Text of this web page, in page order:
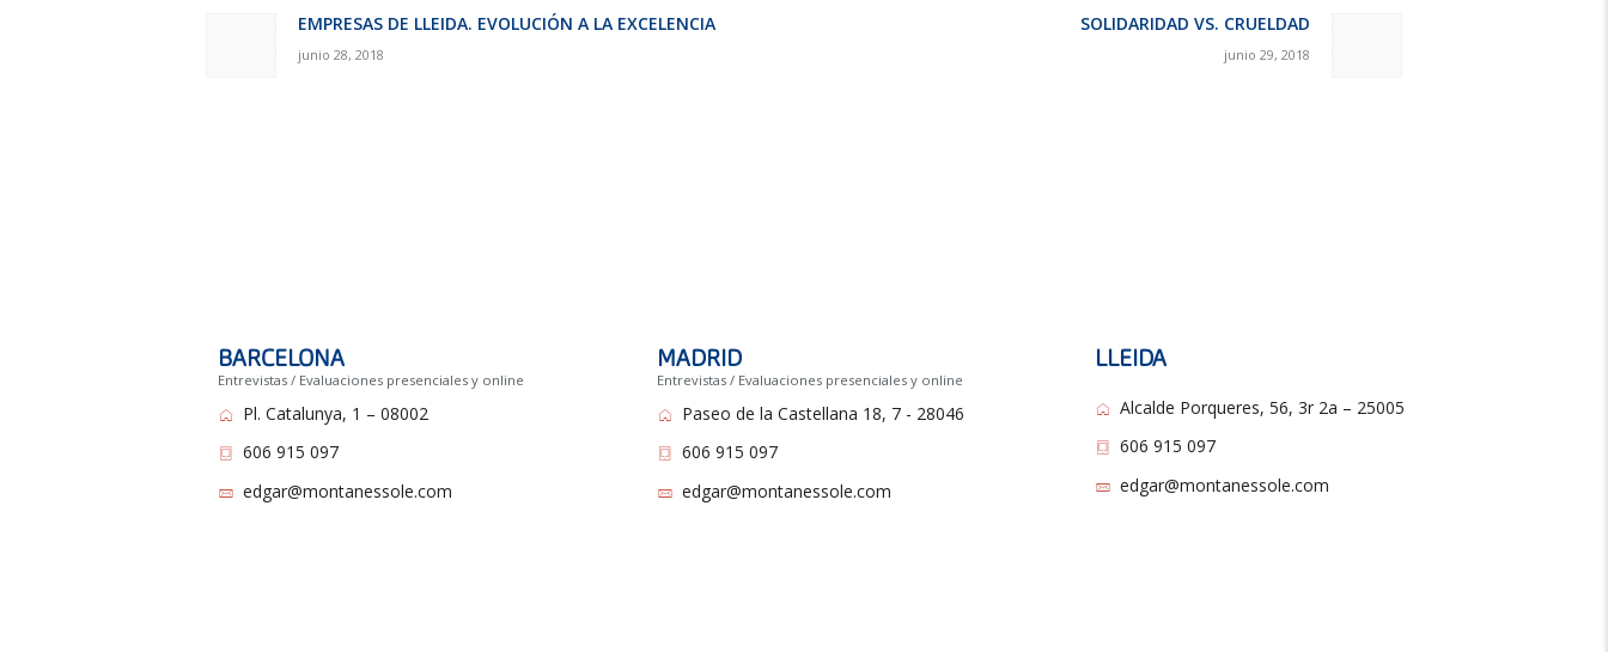
Previous
post:
EMPRESAS DE LLEIDA. EVOLUCIÓN A LA EXCELENCIA
junio 28, 2018
SOLIDARIDAD VS. CRUELDAD
junio 29, 2018
BARCELONA
Entrevistas / Evaluaciones presenciales y online
Pl. Catalunya, 1 – 08002
606 915 097
edgar@montanessole.com
MADRID
Entrevistas / Evaluaciones presenciales y online
Paseo de la Castellana 18, 7 - 28046
606 915 097
edgar@montanessole.com
LLEIDA
Alcalde Porqueres, 56, 3r 2a – 25005
606 915 097
edgar@montanessole.com